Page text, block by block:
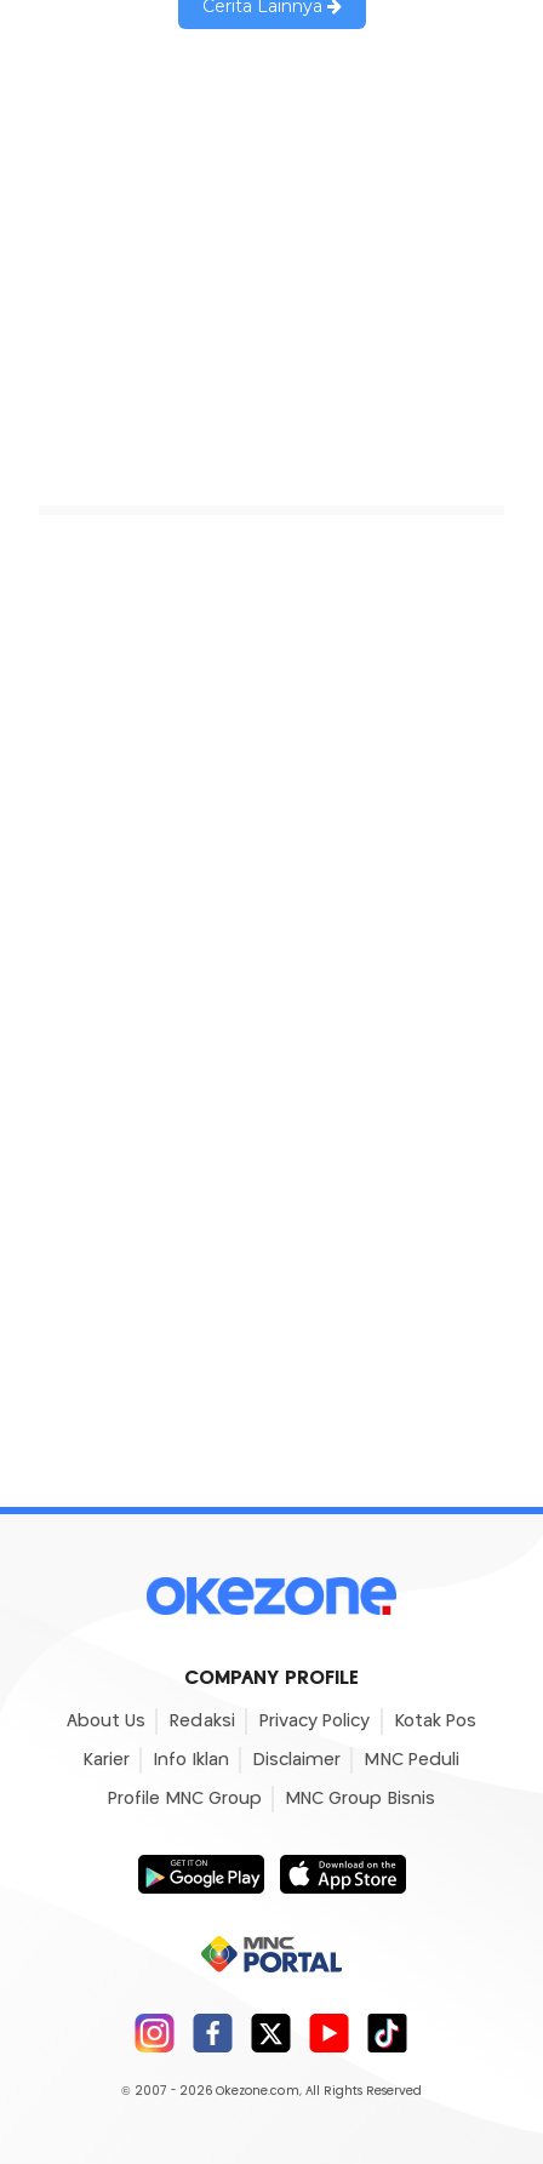
COMPANY PROFILE
About Us Redaksi Privacy Policy Kotak Pos
Karier Info Iklan Disclaimer MNC Peduli
Profile MNC Group MNC Group Bisnis
© 2007 - 2026 Okezone.com, All Rights Reserved